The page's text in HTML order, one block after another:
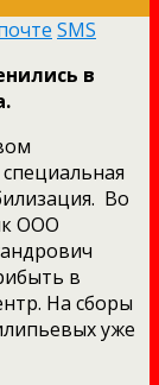
SMS
в
Во
ООО
в
На сборы
уже